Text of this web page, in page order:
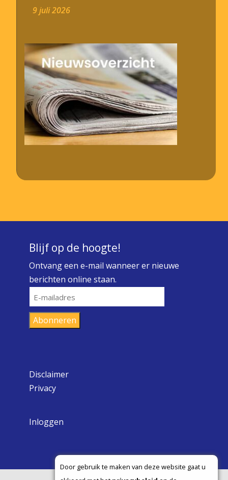
Door gebruik te maken van deze website gaat u
9 juli 2026
Blijf op de hoogte!
Ontvang een e-mail wanneer er nieuwe
berichten online staan.
E-
mailadres
Abonneren
Disclaimer
Privacy
Inloggen